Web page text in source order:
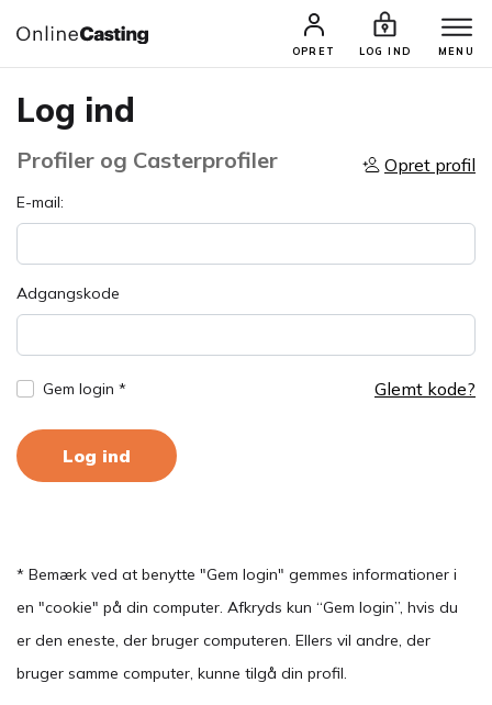
OPRET LOG IND MENU
Log ind
Profiler og Casterprofiler Opret profil
E-mail:
Adgangskode
Gem login * Glemt kode?
Log ind
* Bemærk ved at benytte "Gem login" gemmes informationer i
en "cookie" på din computer. Afkryds kun “Gem login”, hvis du
er den eneste, der bruger computeren. Ellers vil andre, der
bruger samme computer, kunne tilgå din profil.